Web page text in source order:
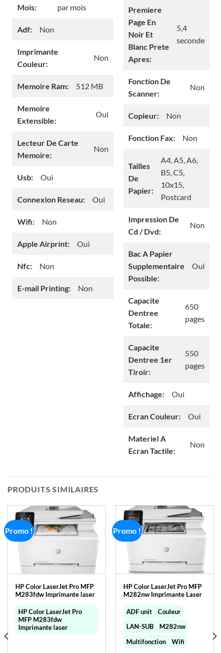
Mois:
par mois
Adf: Non
Imprimante
Couleur:
Non
Memoire Ram: 512 MB
Memoire
Extensible:
Oui
Lecteur De Carte
Memoire:
Non
Usb: Oui
Connexion Reseau: Oui
Wifi: Non
Apple Airprint: Oui
Nfc: Non
E-mail Printing: Non
Premiere
Page En
Noir Et
Blanc Prete
Apres:
5,4
seconde
Fonction De
Scanner:
Non
Copieur: Non
Fonction Fax: Non
Tailles
De
Papier:
A4, A5, A6,
B5, C5,
10x15,
Postcard
Impression De
Cd / Dvd:
Non
Bac A Papier
Supplementaire
Possible:
Oui
Capacite
Dentree
Totale:
650
pages
Capacite
Dentree 1er
Tiroir:
550
pages
Affichage: Oui
Ecran Couleur: Oui
Materiel A
Ecran Tactile:
Non
PRODUITS SIMILAIRES
Promo !
HP Color LaserJet Pro MFP
M283fdw Imprimante laser
HP Color LaserJet Pro
MFP M283fdw
Imprimante laser
Promo !
HP Color LaserJet Pro MFP
M282nw Imprimante Laser
ADF unit
Couleur
LAN-SUB
M282nw
Multifonction
Wifi